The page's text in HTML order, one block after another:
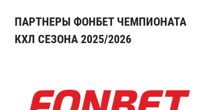
ПАРТНЕРЫ ФОНБЕТ ЧЕМПИОНАТА
КХЛ СЕЗОНА 2025/2026